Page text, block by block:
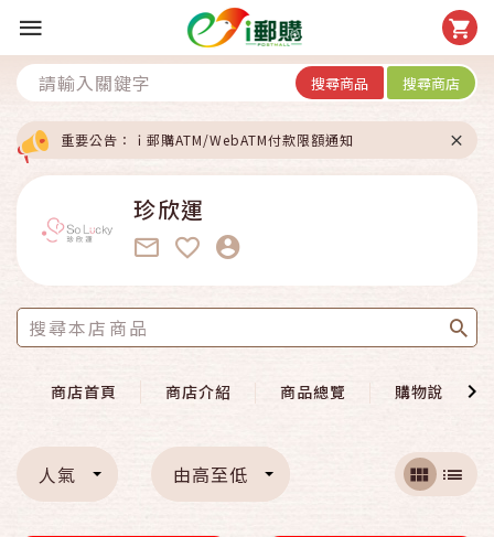
搜尋商品 搜尋商店
重要公告：ｉ郵購ATM/WebATM付款限額通知
珍欣運
商店首頁 商店介紹 商品總覽 購物說明
人氣 由高至低